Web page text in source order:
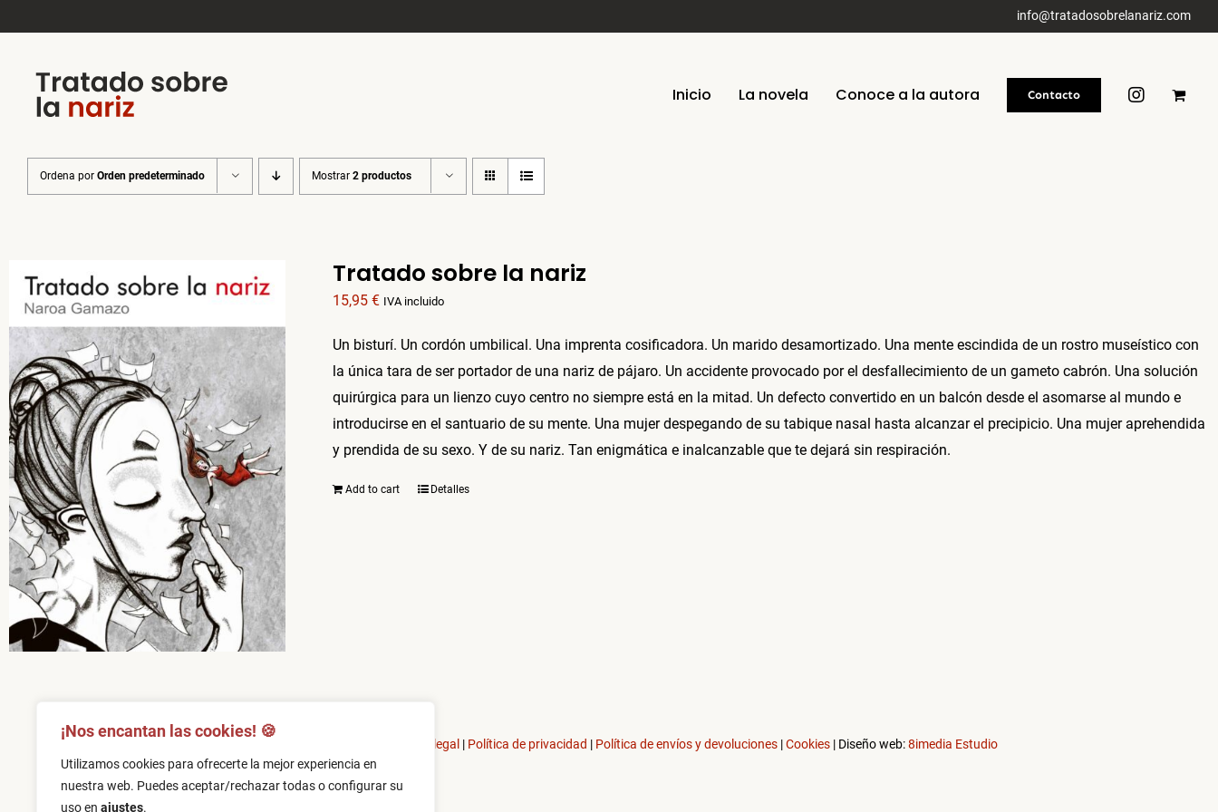
¡Nos encantan las cookies! 🍪​
Utilizamos cookies para ofrecerte la mejor experiencia en
nuestra web. Puedes aceptar/rechazar todas o configurar su
uso en ajustes.
al
info@tratadosobrelanariz.com
Inicio La novela Conoce a la autora Contacto
Ordena por Orden predeterminado Mostrar 2 productos
Tratado sobre la nariz
15,95€ IVA incluido
Un bisturí. Un cordón umbilical. Una imprenta cosificadora. Un marido desamortizado. Una mente escindida de un rostro museístico con
la única tara de ser portador de una nariz de pájaro. Un accidente provocado por el desfallecimiento de un gameto cabrón. Una solución
quirúrgica para un lienzo cuyo centro no siempre está en la mitad. Un defecto convertido en un balcón desde el asomarse al mundo e
introducirse en el santuario de su mente. Una mujer despegando de su tabique nasal hasta alcanzar el precipicio. Una mujer aprehendida
y prendida de su sexo. Y de su nariz. Tan enigmática e inalcanzable que te dejará sin respiración.
Add to cart Detalles
Aviso legal | Política de privacidad | Política de envíos y devoluciones |Cookies | Diseño web:8imedia Estudio